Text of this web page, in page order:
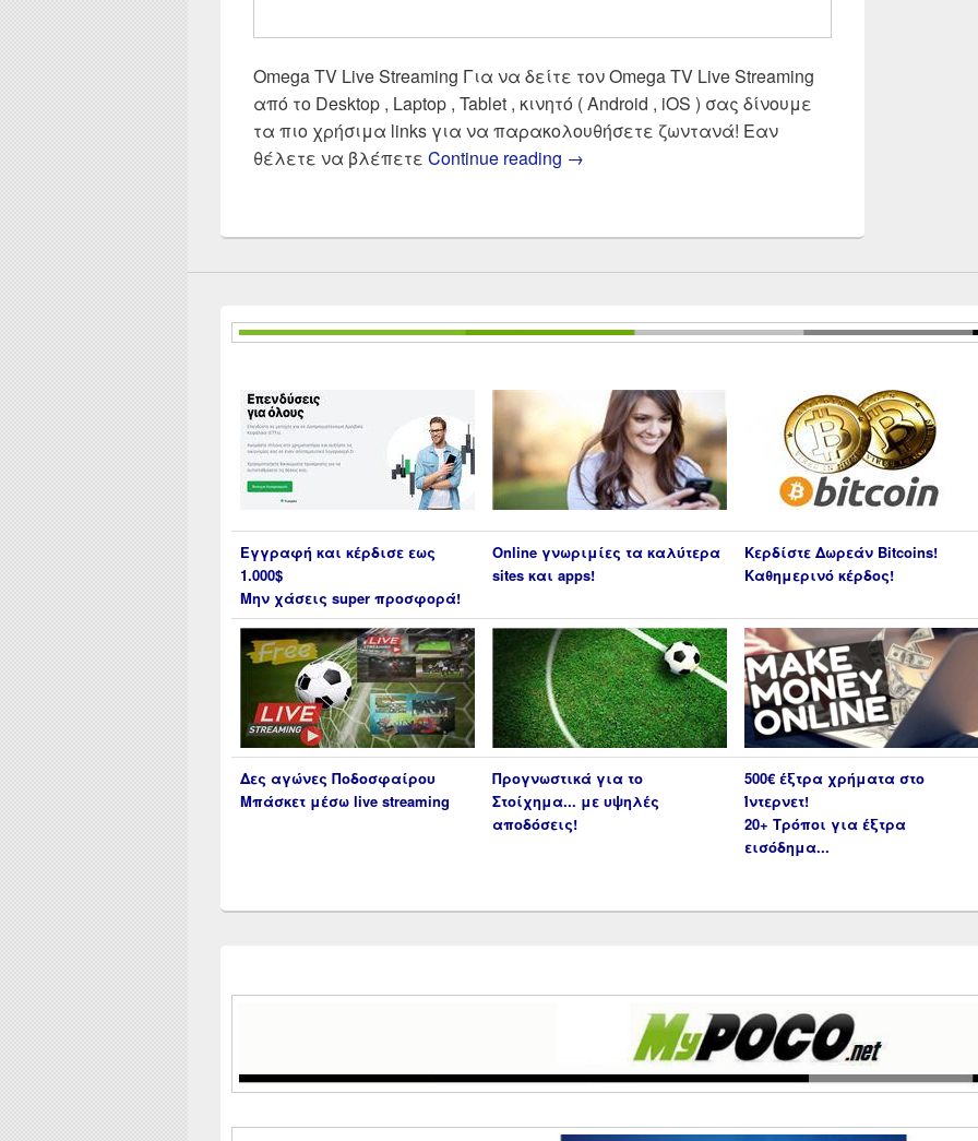
Omega TV Live Streaming Για να δείτε τον Omega TV Live Streaming
από το Desktop , Laptop , Tablet , κινητό ( Android , iOS ) σας δίνουμε
τα πιο χρήσιμα links για να παρακολουθήσετε ζωντανά! Εαν
θέλετε να βλέπετε Continue reading OMEGA TV Live Streaming | Δες ζωντανά Omega
→
Εγγραφή και κέρδισε εως
1.000$
Μην χάσεις super προσφορά!
Online γνωριμίες τα καλύτερα
sites και apps!
Κερδίστε Δωρεάν Bitcoins!
Καθημερινό κέρδος!
Δες αγώνες Ποδοσφαίρου
Μπάσκετ μέσω live streaming
Προγνωστικά για το
Στοίχημα... με υψηλές
αποδόσεις!
500€ έξτρα χρήματα στο
Ίντερνετ!
20+ Τρόποι για έξτρα
εισόδημα...